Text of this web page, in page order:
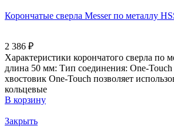
Корончатые сверла Messer по металлу
2 386 ₽
Характеристики корончатого сверла по
длина 50 мм: Тип соединения: One-
хвостовик Оne-Touch позволяет
кольцевые
В корзину
Закрыть